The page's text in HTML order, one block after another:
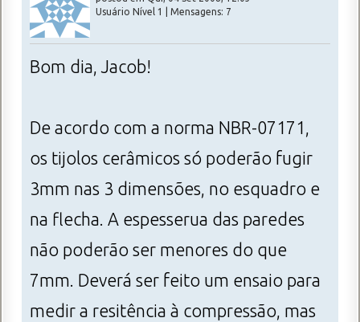
Usuário Nível 1 | Mensagens: 7
Bom dia, Jacob!
De acordo com a norma NBR-07171,
os tijolos cerâmicos só poderão fugir
3mm nas 3 dimensões, no esquadro e
na flecha. A espesserua das paredes
não poderão ser menores do que
7mm. Deverá ser feito um ensaio para
medir a resitência à compressão, mas